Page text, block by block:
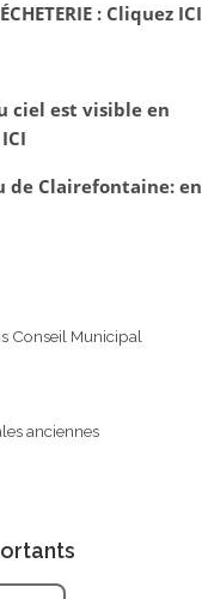
: Cliquez ICI
ciel est visible en
ICI
de Clairefontaine:en
Conseil Municipal
anciennes